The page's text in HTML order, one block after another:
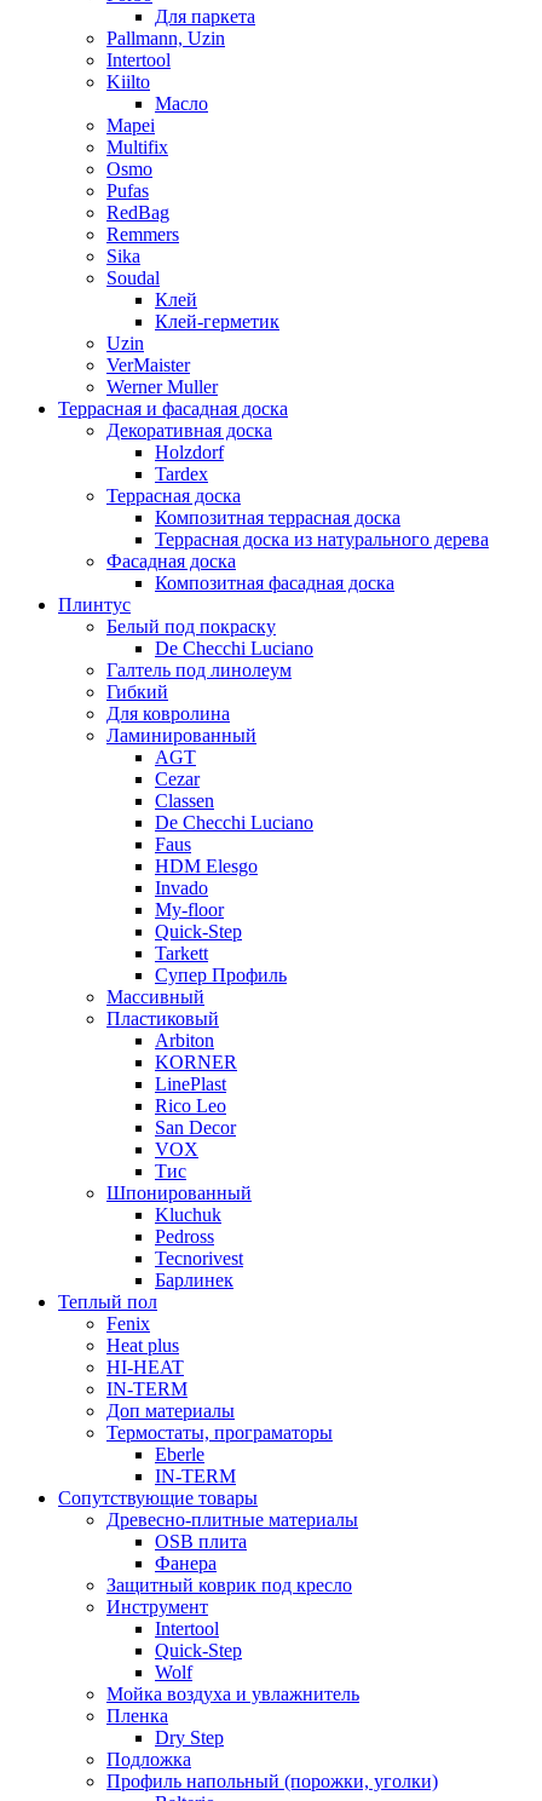
Для паркета
Pallmann, Uzin
Intertool
Kiilto
Масло
Mapei
Multifix
Osmo
Pufas
RedBag
Remmers
Sika
Soudal
Клей
Клей-герметик
Uzin
VerMaister
Werner Muller
Террасная и фасадная доска
Декоративная доска
Holzdorf
Tardex
Террасная доска
Композитная террасная доска
Террасная доска из натурального дерева
Фасадная доска
Композитная фасадная доска
Плинтус
Белый под покраску
De Checchi Luciano
Галтель под линолеум
Гибкий
Для ковролина
Ламинированный
AGT
Cezar
Classen
De Checchi Luciano
Faus
HDM Elesgo
Invado
My-floor
Quick-Step
Tarkett
Супер Профиль
Массивный
Пластиковый
Arbiton
KORNER
LinePlast
Rico Leo
San Decor
VOX
Тис
Шпонированный
Kluchuk
Pedross
Tecnorivest
Барлинек
Теплый пол
Fenix
Heat plus
HI-HEAT
IN-TERM
Доп материалы
Термостаты, програматоры
Eberle
IN-TERM
Сопутствующие товары
Древесно-плитные материалы
OSB плита
Фанера
Защитный коврик под кресло
Инструмент
Intertool
Quick-Step
Wolf
Мойка воздуха и увлажнитель
Пленка
Dry Step
Подложка
Профиль напольный (порожки, уголки)